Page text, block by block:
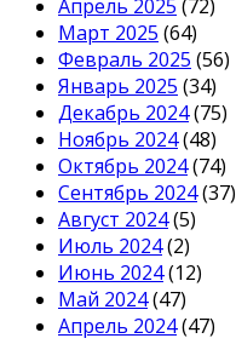
Апрель 2025 (72)
Март 2025 (64)
Февраль 2025 (56)
Январь 2025 (34)
Декабрь 2024(75)
Ноябрь 2024(48)
Октябрь 2024(74)
Сентябрь 2024(37)
Август 2024(5)
Июль 2024(2)
Июнь 2024(12)
Май 2024(47)
Апрель 2024(47)